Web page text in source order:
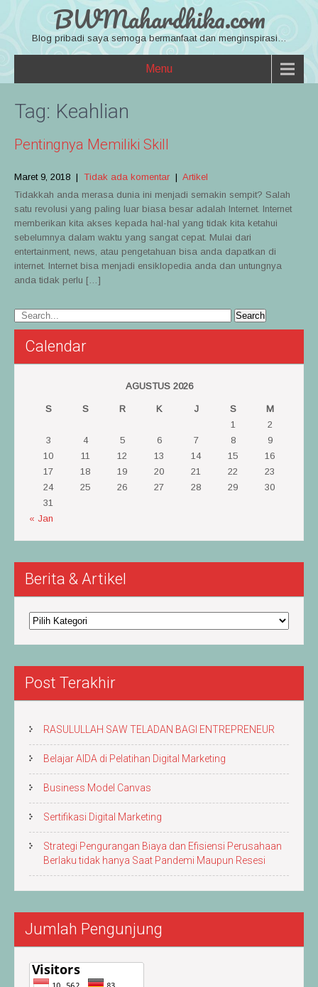
BWMahardhika.com
Blog pribadi saya semoga bermanfaat dan menginspirasi…
Menu
Tag: Keahlian
Pentingnya Memiliki Skill
Maret 9, 2018 | Tidak ada komentar | Artikel
Tidakkah anda merasa dunia ini menjadi semakin sempit? Salah
satu revolusi yang paling luar biasa besar adalah Internet. Internet
memberikan kita akses kepada hal-hal yang tidak kita ketahui
sebelumnya dalam waktu yang sangat cepat. Mulai dari
entertainment, news, atau pengetahuan bisa anda dapatkan di
internet. Internet bisa menjadi ensiklopedia anda dan untungnya
anda tidak perlu […]
Calendar
AGUSTUS 2026
S S R K J S
M
1
2
3
4 5 6 7 8
9
10
11 12 13 14 15
16
17
18 19 20 21 22
23
24
25 26 27 28 29
30
31
« Jan
Berita & Artikel
Berita
&
Artikel
Post Terakhir
RASULULLAH SAW TELADAN BAGI ENTREPRENEUR
Belajar AIDA di Pelatihan Digital Marketing
Business Model Canvas
Sertifikasi Digital Marketing
Strategi Pengurangan Biaya dan Efisiensi Perusahaan
Berlaku tidak hanya Saat Pandemi Maupun Resesi
Jumlah Pengunjung